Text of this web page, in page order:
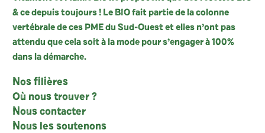
& ce depuis toujours ! Le BIO fait partie de la colonne
vertébrale de ces PME du Sud-Ouest et elles n’ont pas
attendu que cela soit à la mode pour s’engager à 100%
dans la démarche.
Nos filières
Où nous trouver ?
Nous contacter
Nous les soutenons